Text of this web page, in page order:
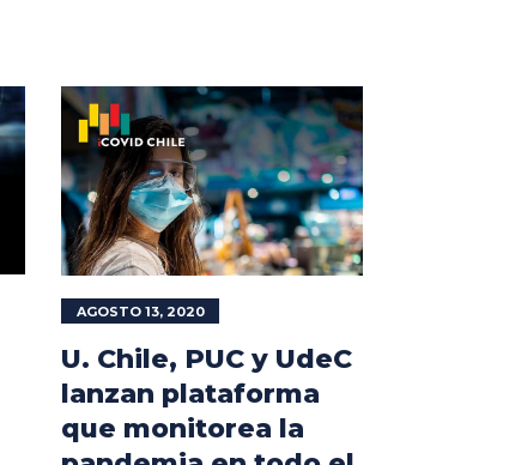
AGOSTO 13, 2020
U. Chile, PUC y UdeC
lanzan plataforma
que monitorea la